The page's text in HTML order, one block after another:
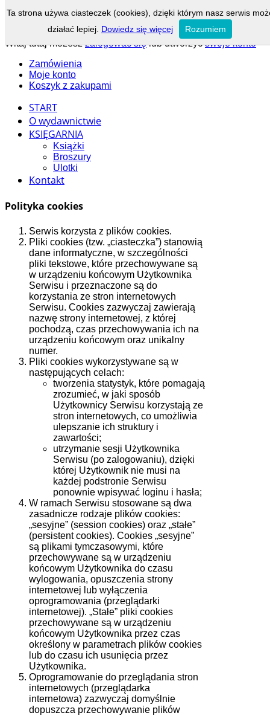
Obsługa klienta: tel.:22 836 80 80 , fax:22 836 80 81, e-mail:
ksiegarnia@wydawnictworemedium.pl
Witaj tutaj możeszzalogować sięlub utworzyćswoje konto
Zamówienia
Moje konto
Koszyk z zakupami
START
O wydawnictwie
KSIĘGARNIA
Książki
Broszury
Ulotki
Kontakt
Polityka cookies
Serwis korzysta z plików cookies.
Pliki cookies (tzw. „ciasteczka”) stanowią
dane informatyczne, w szczególności
pliki tekstowe, które przechowywane są
w urządzeniu końcowym Użytkownika
Serwisu i przeznaczone są do
korzystania ze stron internetowych
Serwisu. Cookies zazwyczaj zawierają
nazwę strony internetowej, z której
pochodzą, czas przechowywania ich na
urządzeniu końcowym oraz unikalny
numer.
Pliki cookies wykorzystywane są w
następujących celach:
tworzenia statystyk, które pomagają
zrozumieć, w jaki sposób
Użytkownicy Serwisu korzystają ze
stron internetowych, co umożliwia
ulepszanie ich struktury i
zawartości;
utrzymanie sesji Użytkownika
Serwisu (po zalogowaniu), dzięki
której Użytkownik nie musi na
każdej podstronie Serwisu
ponownie wpisywać loginu i hasła;
W ramach Serwisu stosowane są dwa
zasadnicze rodzaje plików cookies:
„sesyjne” (session cookies) oraz „stałe”
(persistent cookies). Cookies „sesyjne”
są plikami tymczasowymi, które
przechowywane są w urządzeniu
końcowym Użytkownika do czasu
wylogowania, opuszczenia strony
internetowej lub wyłączenia
oprogramowania (przeglądarki
internetowej). „Stałe” pliki cookies
przechowywane są w urządzeniu
końcowym Użytkownika przez czas
określony w parametrach plików cookies
lub do czasu ich usunięcia przez
Użytkownika.
Oprogramowanie do przeglądania stron
internetowych (przeglądarka
internetowa) zazwyczaj domyślnie
dopuszcza przechowywanie plików
Ta strona używa ciasteczek (cookies), dzięki którym nasz serwis
działać lepiej. Dowiedz się więcej Rozumiem